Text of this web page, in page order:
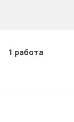
1 работа